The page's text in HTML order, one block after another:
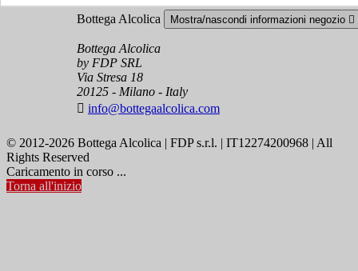
Bottega Alcolica Mostra/nascondi informazioni negozio 
Bottega Alcolica
by FDP SRL
Via Stresa 18
20125 - Milano - Italy
 info@bottegaalcolica.com
© 2012-2026 Bottega Alcolica | FDP s.r.l. | IT12274200968 | All
Rights Reserved
Caricamento in corso ...
Torna all'inizio